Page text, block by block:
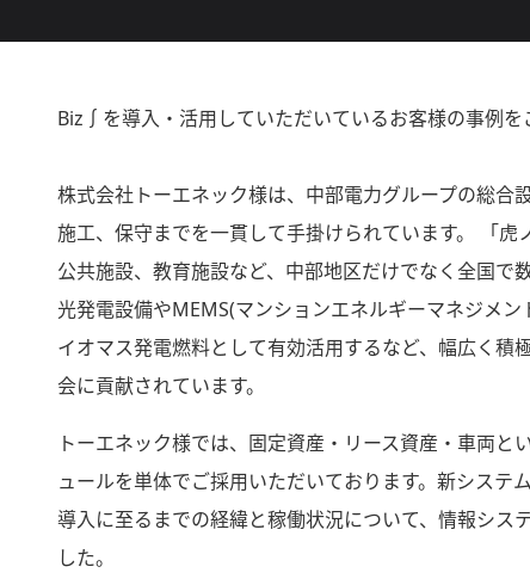
Biz∫を導入・活用していただいているお客様の事例を
株式会社トーエネック様は、中部電力グループの総合
施工、保守までを一貫して手掛けられています。 「
公共施設、教育施設など、中部地区だけでなく全国で
光発電設備やMEMS(マンションエネルギーマネジメ
イオマス発電燃料として有効活用するなど、幅広く
会に貢献されています。
トーエネック様では、固定資産・リース資産・車両
ュールを単体でご採用いただいております。新システ
導入に至るまでの経緯と稼働状況について、情報シス
した。